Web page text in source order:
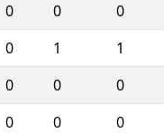
0 0 0
0 1 1
0 0 0
0 0 0